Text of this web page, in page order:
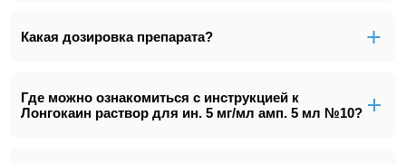
Какая дозировка препарата?
Где можно ознакомиться с инструкцией к
Лонгокаин раствор для ин. 5 мг/мл амп. 5 мл №10?